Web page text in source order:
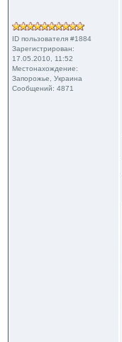
ID пользователя #1884
Зарегистрирован:
17.05.2010, 11:52
Местонахождение:
Запорожье, Украина
Сообщений: 4871